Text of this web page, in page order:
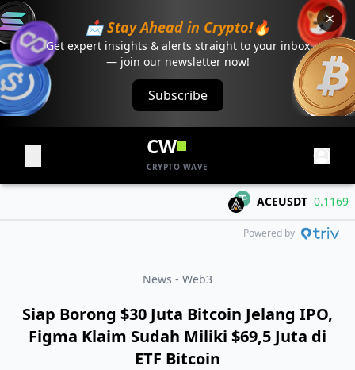
📩 Stay Ahead in Crypto!🔥
Get expert insights & alerts straight to your inbox
— join our newsletter now!
Subscribe
CW
CRYPTO WAVE
ACEUSDT 0.1169
Powered by
News - Web3
Siap Borong $30 Juta Bitcoin Jelang IPO,
Figma Klaim Sudah Miliki $69,5 Juta di
ETF Bitcoin